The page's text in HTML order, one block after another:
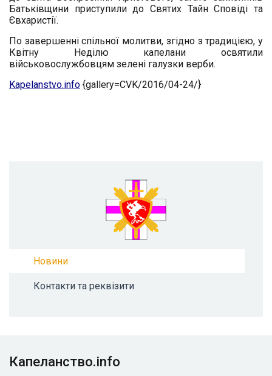
Батьківщини приступили до Святих Тайн Сповіді та
Євхаристії.
По завершенні спільної молитви, згідно з традицією, у
Квітну Неділю капелани освятили
військовослужбовцям зелені галузки верби.
Kapelanstvo.info {gallery=CVK/2016/04-24/}
Новини
Контакти та реквізити
Капеланство.info